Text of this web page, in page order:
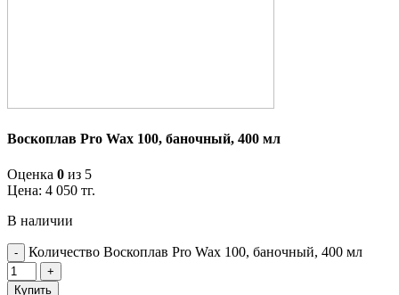
Воскоплав Pro Wax 100, баночный, 400 мл
Оценка 0 из 5
Цена: 4 050 тг.
В наличии
Количество Воскоплав Pro Wax 100, баночный, 400 мл
Купить